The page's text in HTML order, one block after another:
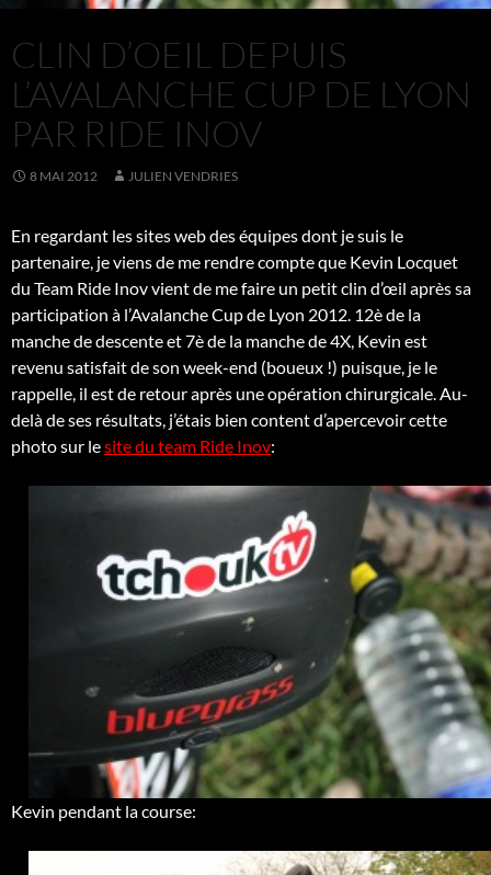
CLIN D’OEIL DEPUIS
L’AVALANCHE CUP DE LYON
PAR RIDE INOV
8 MAI 2012 JULIEN VENDRIES
En regardant les sites web des équipes dont je suis le
partenaire, je viens de me rendre compte que Kevin Locquet
du Team Ride Inov vient de me faire un petit clin d’œil après sa
participation à l’Avalanche Cup de Lyon 2012. 12è de la
manche de descente et 7è de la manche de 4X, Kevin est
revenu satisfait de son week-end (boueux !) puisque, je le
rappelle, il est de retour après une opération chirurgicale. Au-
delà de ses résultats, j’étais bien content d’apercevoir cette
photo sur lesite du team Ride Inov:
Kevin pendant la course: